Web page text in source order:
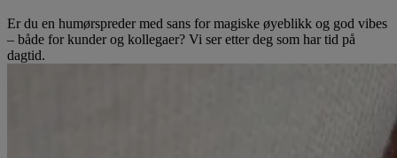
Er du en humørspreder med sans for magiske øyeblikk og god vibes
– både for kunder og kollegaer? Vi ser etter deg som har tid på
dagtid.